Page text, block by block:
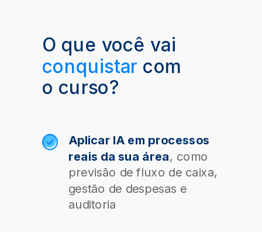
O que você vai
conquistar com
o curso?
Aplicar IA em processos
reais da sua área, como
previsão de fluxo de caixa,
gestão de despesas e
auditoria